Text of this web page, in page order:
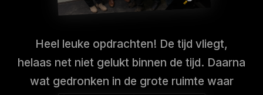
Heel leuke opdrachten! De tijd vliegt,
helaas net niet gelukt binnen de tijd. Daarna
wat gedronken in de grote ruimte waar